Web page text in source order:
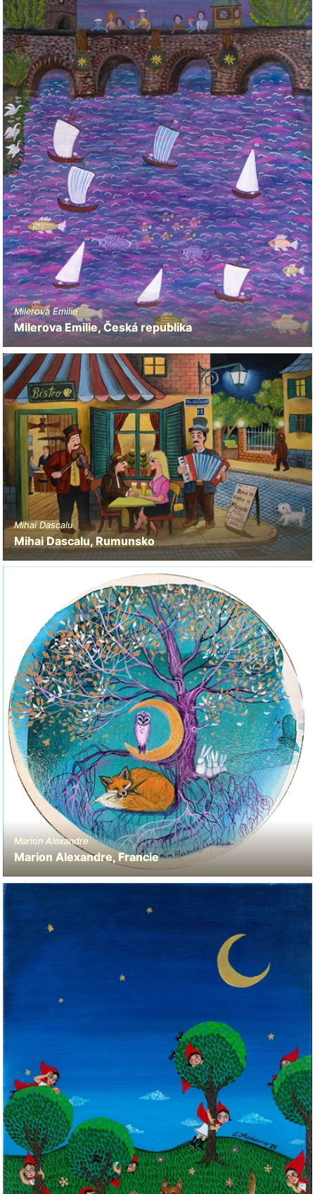
Milerova Emilie
Milerova Emilie, Česká republika
Mihai Dascalu
Mihai Dascalu, Rumunsko
Marion Alexandre
Marion Alexandre, Francie